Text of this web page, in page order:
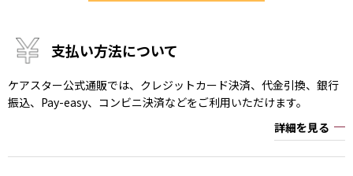
支払い方法について
ケアスター公式通販では、クレジットカード決済、代金引換、銀行
振込、Pay-easy、コンビニ決済などをご利用いただけます。
詳細を見る